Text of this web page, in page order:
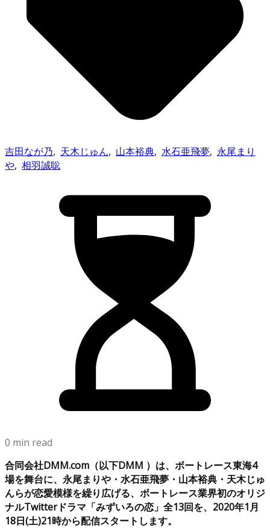
吉田なが乃, 天木じゅん, 山本裕典, 水石亜飛夢, 永尾まり
や, 相羽誠聡
0 min read
合同会社DMM.com（以下DMM ）は、ボートレース東海4
場を舞台に、永尾まりや・水石亜飛夢・山本裕典・天木じゅ
んらが恋愛模様を繰り広げる、ボートレース業界初のオリジ
ナルTwitterドラマ「みずいろの恋」全13回を、2020年1月
18日(土)21時から配信スタートします。